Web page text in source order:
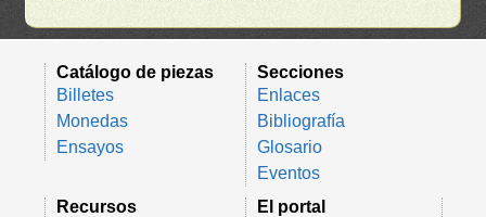
Catálogo de piezas
Billetes
Monedas
Ensayos
Secciones
Enlaces
Bibliografía
Glosario
Eventos
Recursos
El portal